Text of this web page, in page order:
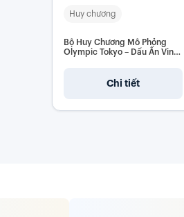
Huy chương
Bộ Huy Chương Mô Phỏng
Olympic Tokyo – Dấu Ấn Vinh
Chi tiết